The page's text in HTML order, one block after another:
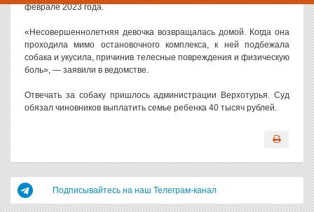
феврале 2023 года.
«Несовершеннолетняя девочка возвращалась домой. Когда она
проходила мимо остановочного комплекса, к ней подбежала
собака и укусила, причинив телесные повреждения и физическую
боль», — заявили в ведомстве.
Отвечать за собаку пришлось администрации Верхотурья. Суд
обязал чиновников выплатить семье ребенка 40 тысяч рублей.
Подписывайтесь на наш Телеграм-канал